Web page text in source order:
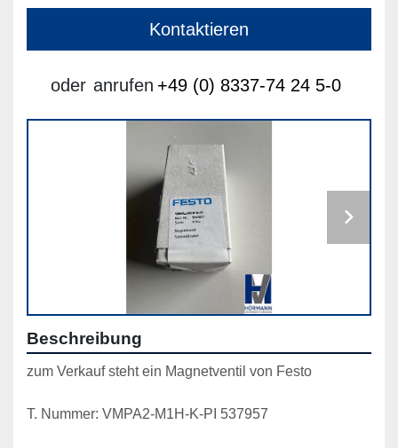
Kontaktieren
oder anrufen +49 (0) 8337-74 24 5-0
Beschreibung
zum Verkauf steht ein Magnetventil von Festo
T. Nummer: VMPA2-M1H-K-PI 537957